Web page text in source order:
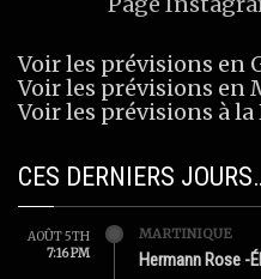
Voir les prévisions en
Voir les prévisions en
Voir les prévisions à
CES DERNIERS
AOÛT 5TH
7:16 PM
MARTINIQUE
Hermann Rose -